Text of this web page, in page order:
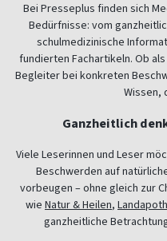
Bei Presseplus finden sich
Bedürfnisse: vom
schulmedizinische
fundierten Fachartikeln. Ob
Begleiter bei konkreten
Wissen,
Ganzheitlich
Viele Leserinnen und Leser
Beschwerden auf
vorbeugen – ohne gleich zur
wie Natur & Heilen,
ganzheitliche